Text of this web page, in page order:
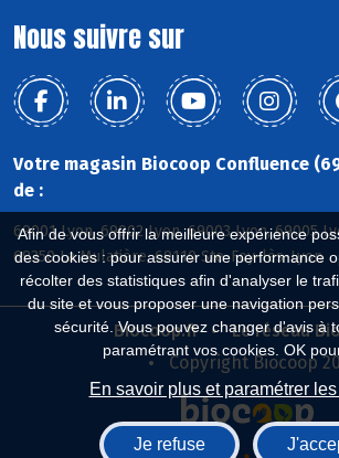
Afin de vous offrir la meilleure expérience
des cookies : pour assurer une performance
récolter des statistiques afin d'analyser le
du site et vous proposer une navigation
sécurité. Vous pouvez changer d'avis à
paramétrant vos cookies. OK
En savoir plus et paramétrer
Je refuse
Nous suivre sur
Votre magasin Biocoop Confluence
de :
69001 Lyon, 69002 Lyon, 69003 Lyon, 69005
69350 La Mulatière, 69110 Ste-Foy-lès-Lyon
Biocoop.fr
Le réseau
Copyright Biocoop